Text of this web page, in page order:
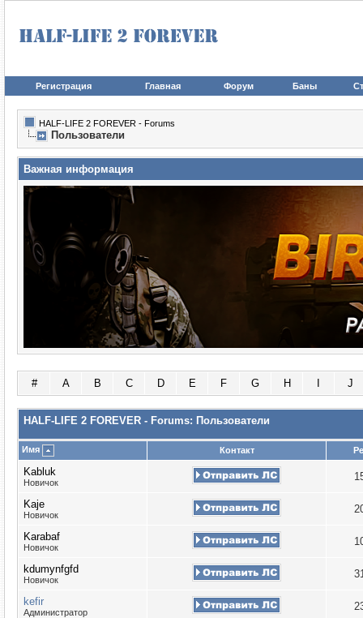
Регистрация Главная Форум Баны
HALF-LIFE 2 FOREVER - Forums
Пользователи
Важная информация
# A B C D E F G H J
HALF-LIFE 2 FOREVER - Forums: Пользователи
Имя Контакт
Kabluk
Новичок
Kaje
Новичок
Karabaf
Новичок
kdumynfgfd
Новичок
kefir
Администратор